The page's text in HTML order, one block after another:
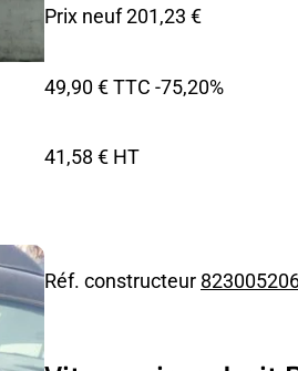
Prix neuf 201,23 €
49,90 € TTC -75,20%
41,58 € HT
Réf. constructeur